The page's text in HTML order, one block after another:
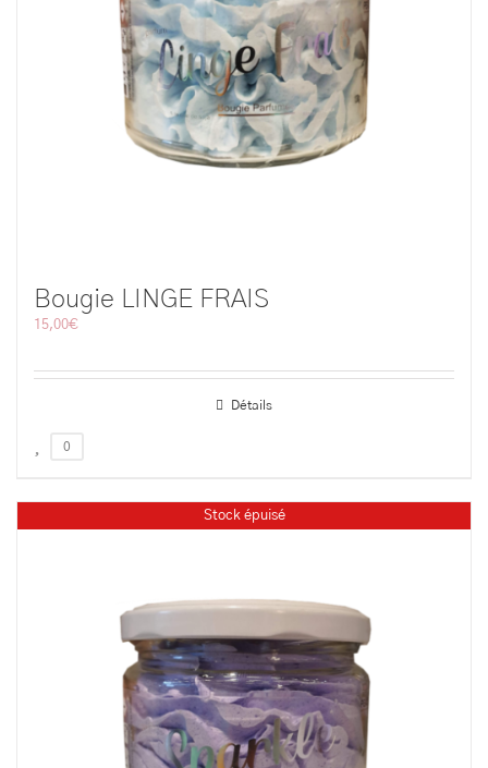
Bougie LINGE FRAIS
15,00€
Détails
0
Stock épuisé